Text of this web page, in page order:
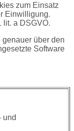
zum Einsatz
Einwilligung.
lit. a DSGVO.
genauer über den
Software
und